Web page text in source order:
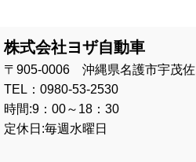
株式会社ヨザ自動車
〒905-0006 沖縄県名護市宇茂
TEL：0980-53-2530
時間:9：00～18：30
定休日:毎週水曜日